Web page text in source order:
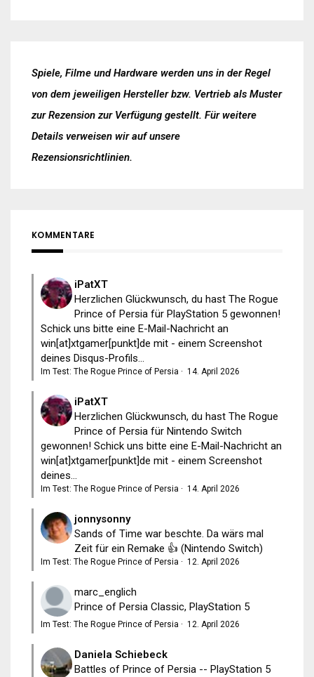
Spiele, Filme und Hardware werden uns in der Regel
von dem jeweiligen Hersteller bzw. Vertrieb als Muster
zur Rezension zur Verfügung gestellt. Für weitere
Details verweisen wir auf unsere
Rezensionsrichtlinien.
KOMMENTARE
iPatXT
Herzlichen Glückwunsch, du hast The Rogue
Prince of Persia für PlayStation 5 gewonnen!
Schick uns bitte eine E-Mail-Nachricht an
win[at]xtgamer[punkt]de mit - einem Screenshot
deines Disqus-Profils...
Im Test: The Rogue Prince of Persia · 14. April 2026
iPatXT
Herzlichen Glückwunsch, du hast The Rogue
Prince of Persia für Nintendo Switch
gewonnen! Schick uns bitte eine E-Mail-Nachricht an
win[at]xtgamer[punkt]de mit - einem Screenshot
deines...
Im Test: The Rogue Prince of Persia · 14. April 2026
jonnysonny
Sands of Time war beschte. Da wärs mal
Zeit für ein Remake 👍 (Nintendo Switch)
Im Test: The Rogue Prince of Persia · 12. April 2026
marc_englich
Prince of Persia Classic, PlayStation 5
Im Test: The Rogue Prince of Persia · 12. April 2026
Daniela Schiebeck
Battles of Prince of Persia -- PlayStation 5